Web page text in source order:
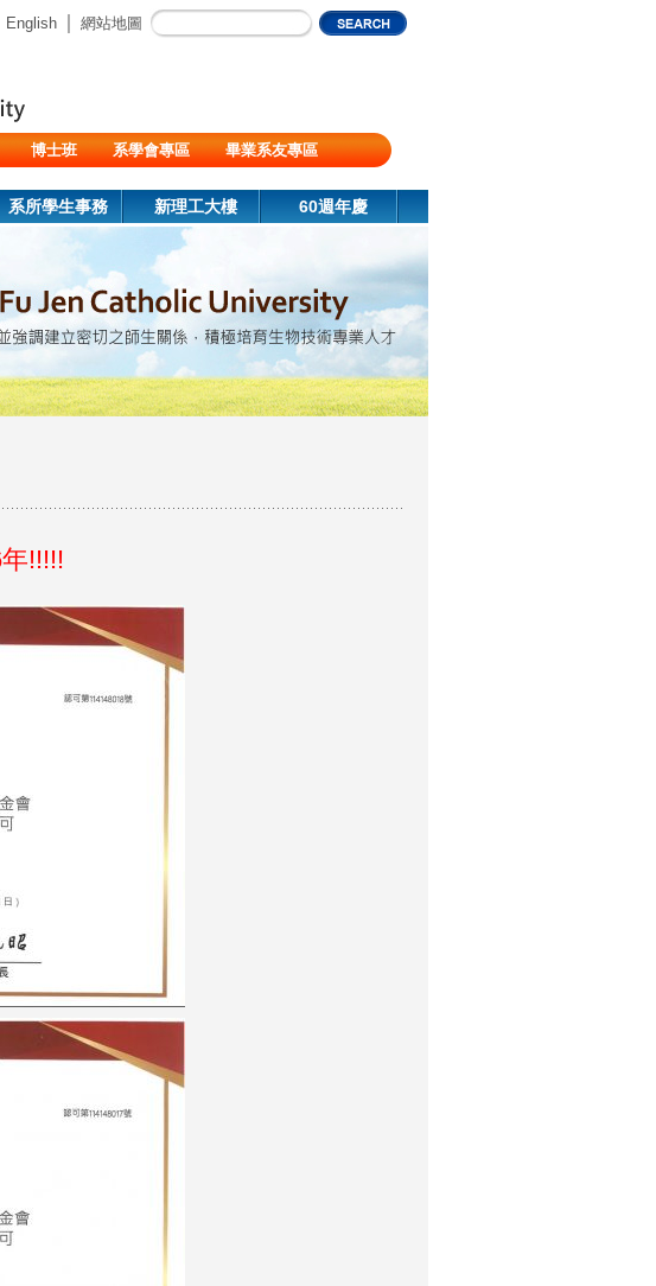
English 網站地圖
博士班 系學會專區
畢業系友專區
系所學生事務 新理工大樓 60週年慶
!!!!!